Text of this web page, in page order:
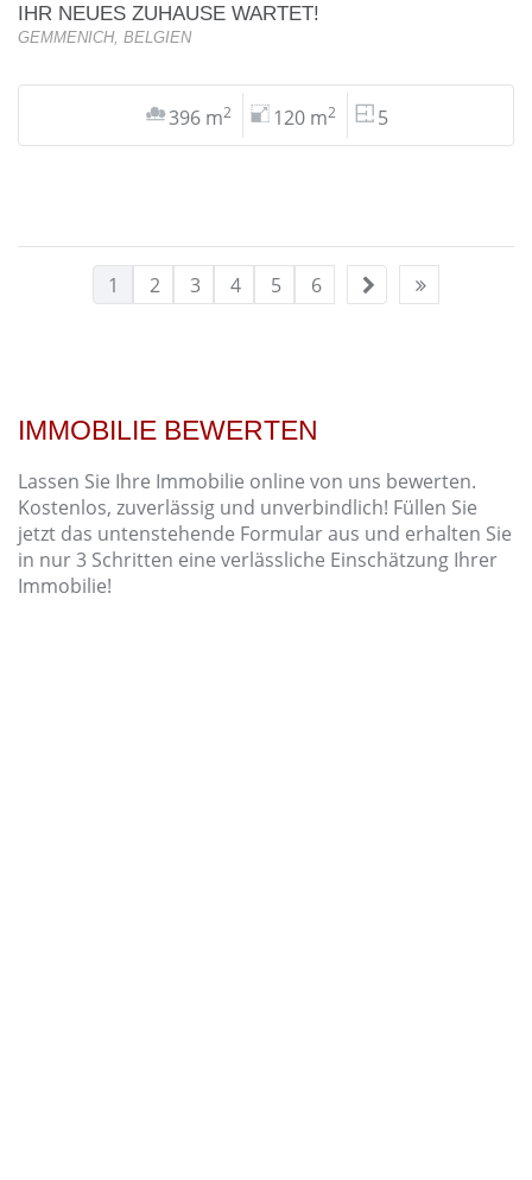
IHR NEUES ZUHAUSE WARTET!
GEMMENICH, BELGIEN
396 m2 120 m2 5
1 2 3 4 5 6
IMMOBILIE BEWERTEN
Lassen Sie Ihre Immobilie online von uns bewerten.
Kostenlos, zuverlässig und unverbindlich! Füllen Sie
jetzt das untenstehende Formular aus und erhalten Sie
in nur 3 Schritten eine verlässliche Einschätzung Ihrer
Immobilie!